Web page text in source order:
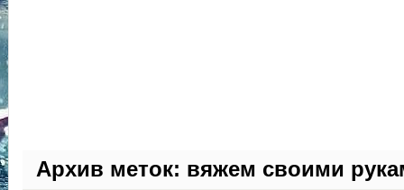
Архив меток: вяжем своими